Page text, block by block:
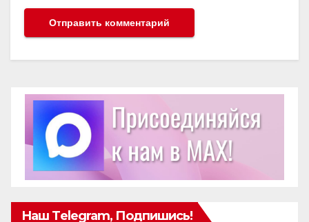
Наш Telegram, Подпишись!